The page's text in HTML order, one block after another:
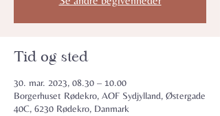
Tid og sted
30. mar. 2023, 08.30 – 10.00
Borgerhuset Rødekro, AOF Sydjylland, Østergade
40C, 6230 Rødekro, Danmark